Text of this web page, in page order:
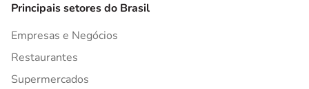
Principais setores do Brasil
Empresas e Negócios
Restaurantes
Supermercados